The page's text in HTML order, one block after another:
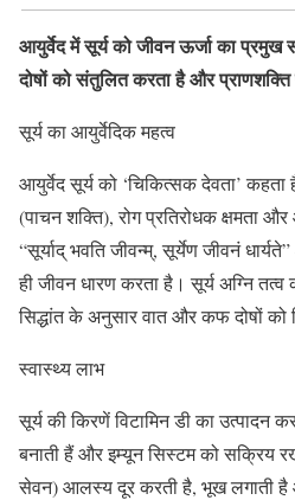
आयुर्वेद में सूर्य को जीवन ऊर्जा का प्रमुख
दोषों को संतुलित करता है और
सूर्य का आयुर्वेदिक महत्व
आयुर्वेद सूर्य को ‘चिकित्सक देवता’
(पाचन शक्ति), रोग प्रतिरोधक क्षमता
“सूर्याद् भवति जीवन्म्, सूर्येण जीवनं
ही जीवन धारण करता है। सूर्य अग्नि तत्व
सिद्धांत के अनुसार वात और कफ दोषों को
स्वास्थ्य लाभ
सूर्य की किरणें विटामिन डी का उत्पादन
बनाती हैं और इम्यून सिस्टम को सक्रिय
सेवन) आलस्य दूर करती है, भूख लगाती है